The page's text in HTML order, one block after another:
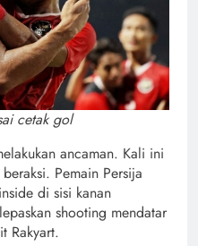
cetak gol
ancaman. Kali ini
Pemain Persija
di sisi kanan
shooting mendatar
Rakyart.